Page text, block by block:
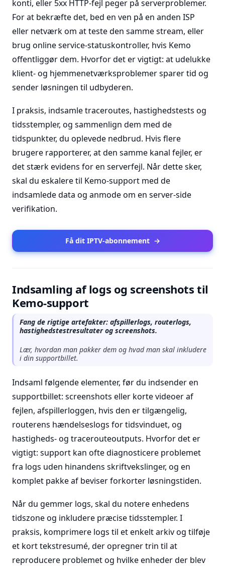
konti, eller 5xx HTTP-fejl peger på serverproblemer.
For at bekræfte det, bed en ven på en anden ISP
eller netværk om at teste den samme stream, eller
brug online service-statuskontroller, hvis Kemo
offentliggør dem. Hvorfor det er vigtigt: at udelukke
klient- og hjemmenetværksproblemer sparer tid og
sender løsningen til udbyderen.
I praksis, indsamle traceroutes, hastighedstests og
tidsstempler, og sammenlign dem med de
tidspunkter, du oplevede nedbrud. Hvis flere
brugere rapporterer, at den samme kanal fejler, er
det stærk evidens for en serverfejl. Når dette sker,
skal du eskalere til Kemo-support med de
indsamlede data og anmode om en server-side
verifikation.
Få dit IPTV-abonnement →
Indsamling af logs og screenshots til
Kemo-support
Fang de rigtige artefakter: afspillerlogs, routerlogs,
hastighedstestresultater og screenshots.
Lær, hvordan man pakker dem og hvad man skal inkludere
i din supportbillet.
Indsaml følgende elementer, før du indsender en
supportbillet: screenshots eller korte videoer af
fejlen, afspillerloggen, hvis den er tilgængelig,
routerens hændelseslogs for tidsvinduet, og
hastigheds- og tracerouteoutputs. Hvorfor det er
vigtigt: support kan ofte diagnosticere problemet
fra logs uden hinandens skriftvekslinger, og en
komplet pakke af beviser forkorter løsningstiden.
Når du gemmer logs, skal du notere enhedens
tidszone og inkludere præcise tidsstempler. I
praksis, komprimere logs til et enkelt arkiv og tilføje
et kort tekstresumé, der opregner trin til at
reproducere problemet og hvilke enheder der blev